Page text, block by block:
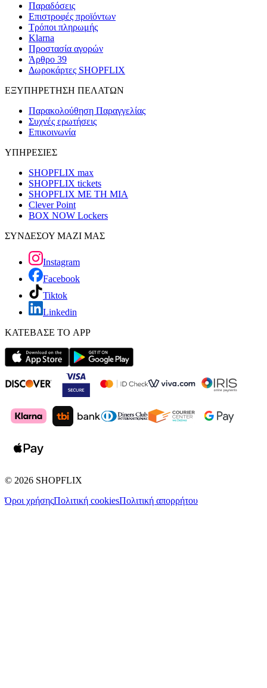
Παραδόσεις
Επιστροφές προϊόντων
Τρόποι πληρωμής
Klarna
Προστασία αγορών
Άρθρο 39
Δωροκάρτες SHOPFLIX
ΕΞΥΠΗΡΕΤΗΣΗ ΠΕΛΑΤΩΝ
Παρακολούθηση Παραγγελίας
Συχνές ερωτήσεις
Επικοινωνία
ΥΠΗΡΕΣΙΕΣ
SHOPFLIX max
SHOPFLIX tickets
SHOPFLIX ΜΕ ΤΗ ΜΙΑ
Clever Point
BOX NOW Lockers
ΣΥΝΔΕΣΟΥ ΜΑΖΙ ΜΑΣ
Instagram
Facebook
Tiktok
Linkedin
ΚΑΤΕΒΑΣΕ ΤΟ APP
© 2026 SHOPFLIX
Όροι χρήσηςΠολιτική cookiesΠολιτική απορρήτου